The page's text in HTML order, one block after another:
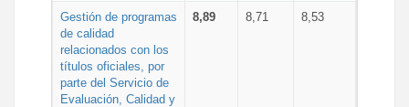
Gestión de programas
de calidad
relacionados con los
títulos oficiales, por
parte del Servicio de
Evaluación, Calidad y
8,89 8,71 8,53